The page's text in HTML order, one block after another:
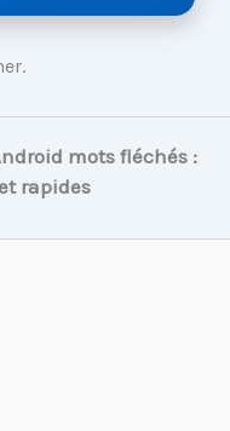
mots fléchés :
rapides